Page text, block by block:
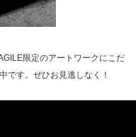
限定のアートワークにこだ
です。ぜひお見逃しなく！